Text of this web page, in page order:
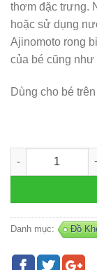
thơm đặc trưng.
hoặc sử dụng
Ajinomoto rong
của bé cũng như
Dùng cho bé
Hạt nêm rong
Danh mục: Đồ